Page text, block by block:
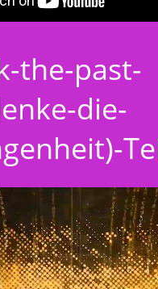
the-past-
die-